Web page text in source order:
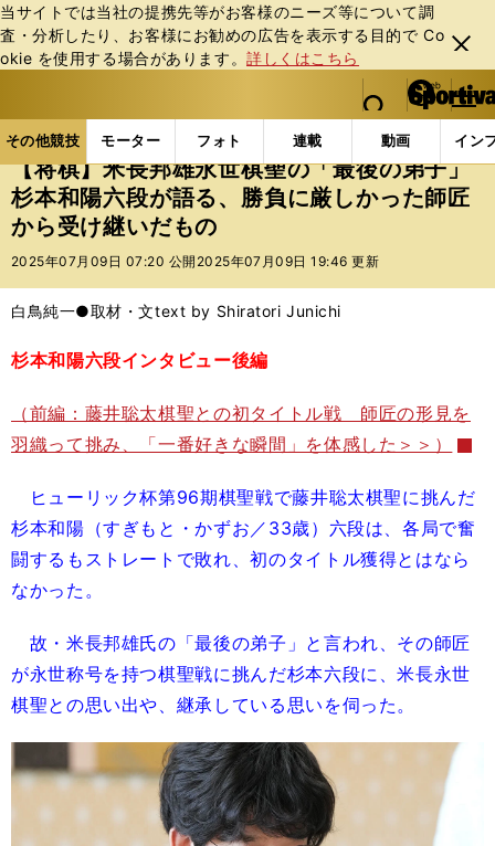
当サイトでは当社の提携先等がお客様のニーズ等について調
査・分析したり、お客様にお勧めの広告を表⽰する⽬的で Co
okie を使⽤する場合があります。詳しくはこちら
閉じ
る
web Sportiva (webスポルティーバ)
検索
マイペ
ー
ジ
メニュ
その他競技 モーター フォト 連載 動画 イン
ス
ポ
ル
テ
ー
バ
その他競技の記事一覧 その他競技 その他 【将
【将棋】米長邦雄永世棋聖の「最後の弟子」
杉本和陽六段が語る、勝負に厳しかった師匠
から受け継いだもの
2025年07月09日 07:20 公開 2025年07月09日 19:46 更新
白鳥純一●取材・文text by Shiratori Junichi
杉本和陽六段インタビュー後編
（前編：藤井聡太棋聖との初タイトル戦 師匠の形見を
羽織って挑み、「一番好きな瞬間」を体感した＞＞）
ヒューリック杯第96期棋聖戦で藤井聡太棋聖に挑んだ
杉本和陽（すぎもと・かずお／33歳）六段は、各局で奮
闘するもストレートで敗れ、初のタイトル獲得とはなら
なかった。
故・米長邦雄氏の「最後の弟子」と言われ、その師匠
が永世称号を持つ棋聖戦に挑んだ杉本六段に、米長永世
棋聖との思い出や、継承している思いを伺った。